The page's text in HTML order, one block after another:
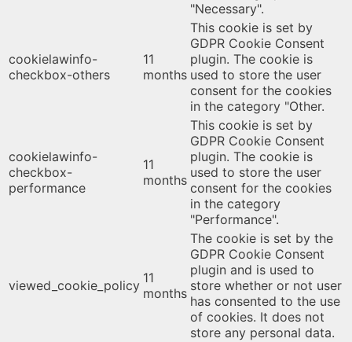
"Necessary".
cookielawinfo-
checkbox-others
11
months
This cookie is set by
GDPR Cookie Consent
plugin. The cookie is
used to store the user
consent for the cookies
in the category "Other.
cookielawinfo-
checkbox-
performance
11
months
This cookie is set by
GDPR Cookie Consent
plugin. The cookie is
used to store the user
consent for the cookies
in the category
"Performance".
viewed_cookie_policy 11
months
The cookie is set by the
GDPR Cookie Consent
plugin and is used to
store whether or not user
has consented to the use
of cookies. It does not
store any personal data.